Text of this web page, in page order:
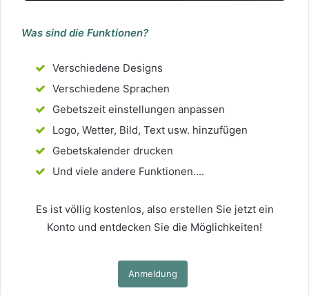
Was sind die Funktionen?
Verschiedene Designs
Verschiedene Sprachen
Gebetszeit einstellungen anpassen
Logo, Wetter, Bild, Text usw. hinzufügen
Gebetskalender drucken
Und viele andere Funktionen....
Es ist völlig kostenlos, also erstellen Sie jetzt ein
Konto und entdecken Sie die Möglichkeiten!
Anmeldung